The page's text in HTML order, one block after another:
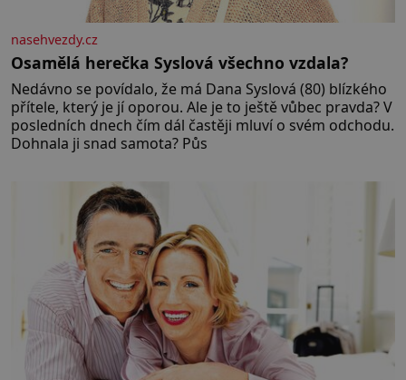
nasehvezdy.cz
Osamělá herečka Syslová všechno vzdala?
Nedávno se povídalo, že má Dana Syslová (80) blízkého
přítele, který je jí oporou. Ale je to ještě vůbec pravda? V
posledních dnech čím dál častěji mluví o svém odchodu.
Dohnala ji snad samota? Půs